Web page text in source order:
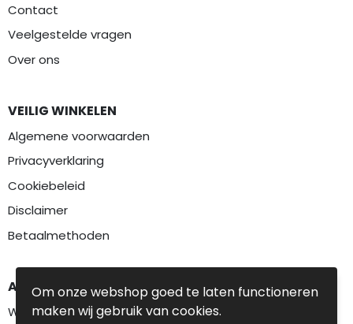
Contact
Veelgestelde vragen
Over ons
VEILIG WINKELEN
Algemene voorwaarden
Privacyverklaring
Cookiebeleid
Disclaimer
Betaalmethoden
AANBEVOLEN CATEGORIEËN
Werkkleding
Om onze webshop goed te laten functioneren
maken wij gebruik van cookies.